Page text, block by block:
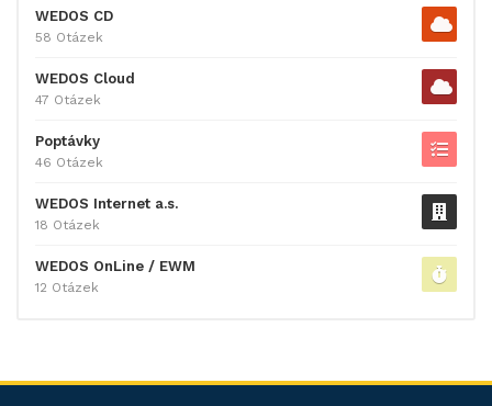
WEDOS CD
58 Otázek
WEDOS Cloud
47 Otázek
Poptávky
46 Otázek
WEDOS Internet a.s.
18 Otázek
WEDOS OnLine / EWM
12 Otázek